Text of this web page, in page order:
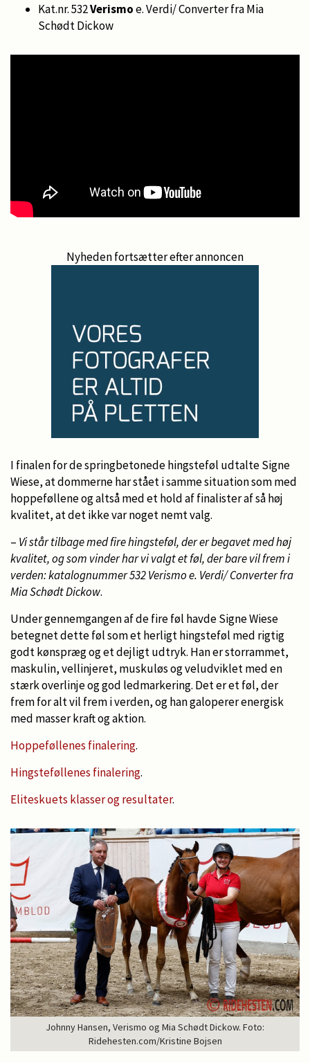
Kat.nr. 532Verismoe. Verdi/ Converter fra Mia
Schødt Dickow
Nyheden fortsætter efter annoncen
I finalen for de springbetonede hingsteføl udtalte Signe
Wiese, at dommerne har stået i samme situation som med
hoppeføllene og altså med et hold af finalister af så høj
kvalitet, at det ikke var noget nemt valg.
– Vi står tilbage med fire hingsteføl, der er begavet med høj
kvalitet, og som vinder har vi valgt et føl, der bare vil frem i
verden: katalognummer 532 Verismo e. Verdi/ Converter fra
Mia Schødt Dickow.
Under gennemgangen af de fire føl havde Signe Wiese
betegnet dette føl som et herligt hingsteføl med rigtig
godt kønspræg og et dejligt udtryk. Han er storrammet,
maskulin, vellinjeret, muskuløs og veludviklet med en
stærk overlinje og god ledmarkering. Det er et føl, der
frem for alt vil frem i verden, og han galoperer energisk
med masser kraft og aktion.
Hoppeføllenes finalering.
Hingsteføllenes finalering.
Eliteskuets klasser og resultater.
Johnny Hansen, Verismo og Mia Schødt Dickow. Foto:
Ridehesten.com/Kristine Bojsen